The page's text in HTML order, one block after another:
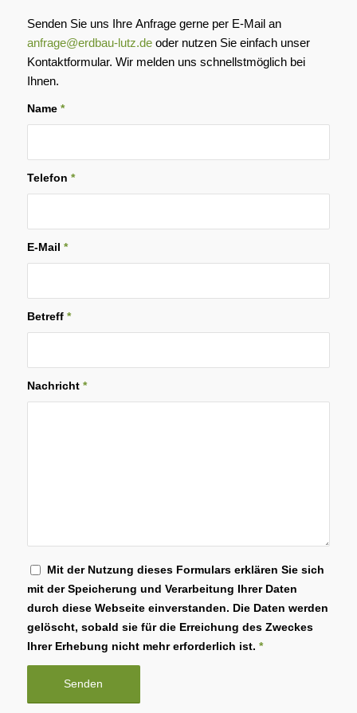
Senden Sie uns Ihre Anfrage gerne per E-Mail an
anfrage@erdbau-lutz.deoder nutzen Sie einfach unser
Kontaktformular. Wir melden uns schnellstmöglich bei
Ihnen.
Name *
Telefon *
E-Mail *
Betreff *
Nachricht *
Mit der Nutzung dieses Formulars erklären Sie sich
mit der Speicherung und Verarbeitung Ihrer Daten
durch diese Webseite einverstanden. Die Daten werden
gelöscht, sobald sie für die Erreichung des Zweckes
Ihrer Erhebung nicht mehr erforderlich ist. *